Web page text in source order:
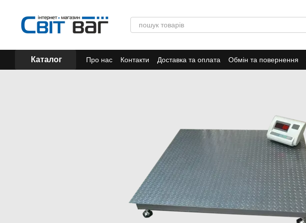
Каталог Про нас Контакти Доставка та оплата Обмін та повернення
Акції